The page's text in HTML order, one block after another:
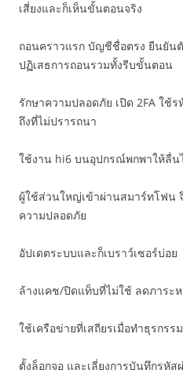
เสี่ยงและก็เห็นขั้นตอนจริง
ถอนคราวแรก บัญชีชื่อตรง ยืนยัน
ปฏิเสธการถอนรวมทั้งรีบขั้นตอน
รักษาความปลอดภัย เปิด 2FA ใช้
ถึงที่ไม่ปรารถนา
ใช้งาน hi6 บนอุปกรณ์พกพาให้ลื่น
ผู้ใช้ส่วนใหญ่เข้าผ่านสมาร์ทโฟน
ความปลอดภัย
อัปเดตระบบและก็เบราว์เซอร์บ่อย
ล้างแคช/ปิดแท็บที่ไม่ใช้ ลดภาระ
ใช้เครือข่ายที่เสถียรเมื่อทำธุรกรรม
ตั้งล็อกจอ และเลี่ยงการบันทึกรหัส